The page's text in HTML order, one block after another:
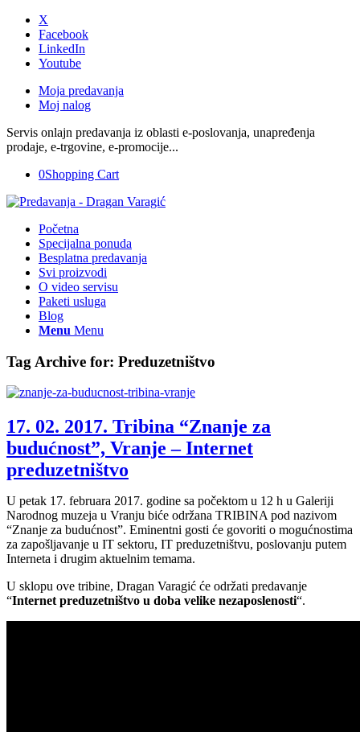
X
Facebook
LinkedIn
Youtube
Moja predavanja
Moj nalog
Servis onlajn predavanja iz oblasti e-poslovanja, unapređenja
prodaje, e-trgovine, e-promocije...
0Shopping Cart
Početna
Specijalna ponuda
Besplatna predavanja
Svi proizvodi
O video servisu
Paketi usluga
Blog
Menu Menu
Tag Archive for: Preduzetništvo
17. 02. 2017. Tribina “Znanje za
budućnost”, Vranje – Internet
preduzetništvo
U petak 17. februara 2017. godine sa počektom u 12 h u Galeriji
Narodnog muzeja u Vranju biće održana TRIBINA pod nazivom
“Znanje za budućnost”. Eminentni gosti će govoriti o mogućnostima
za zapošljavanje u IT sektoru, IT preduzetništvu, poslovanju putem
Interneta i drugim aktuelnim temama.
U sklopu ove tribine, Dragan Varagić će održati predavanje
“Internet preduzetništvo u doba velike nezaposlenosti“.